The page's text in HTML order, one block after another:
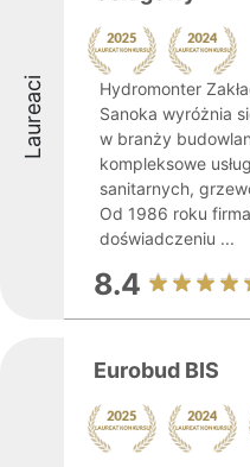
Laureaci
Hydromonter
Sanoka wyróżnia
w branży
kompleksowe
sanitarnych,
Od 1986 roku
doświadczeniu ...
8.4
Eurobud BIS